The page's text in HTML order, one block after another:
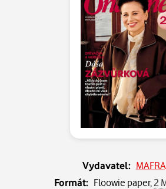
Vydavatel:
Formát: Floowie paper, 2